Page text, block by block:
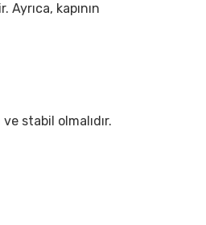
Ayrıca, kapının
stabil olmalıdır.